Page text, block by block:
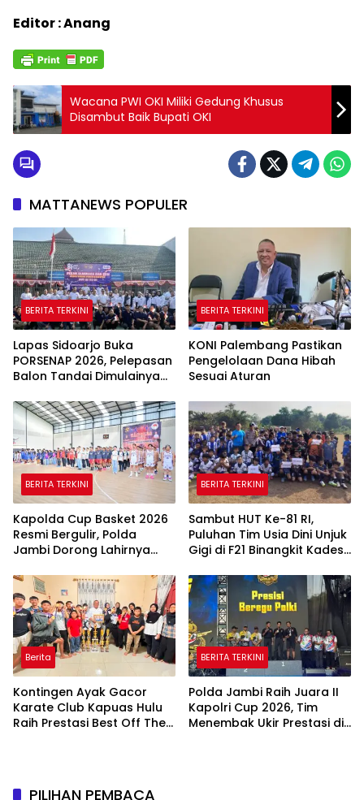
Editor : Anang
Wacana PWI OKI Miliki Gedung Khusus
Disambut Baik Bupati OKI
MATTANEWS POPULER
BERITA TERKINI
Lapas Sidoarjo Buka
PORSENAP 2026, Pelepasan
Balon Tandai Dimulainya
Warga Binaan
BERITA TERKINI
KONI Palembang Pastikan
Pengelolaan Dana Hibah
Sesuai Aturan
BERITA TERKINI
Kapolda Cup Basket 2026
Resmi Bergulir, Polda
Jambi Dorong Lahirnya
Generasi Muda
Berkarakter
BERITA TERKINI
Sambut HUT Ke-81 RI,
Puluhan Tim Usia Dini Unjuk
Gigi di F21 Binangkit Kades
Berita
Kontingen Ayak Gacor
Karate Club Kapuas Hulu
Raih Prestasi Best Off The
BERITA TERKINI
Polda Jambi Raih Juara II
Kapolri Cup 2026, Tim
Menembak Ukir Prestasi di
PILIHAN PEMBACA